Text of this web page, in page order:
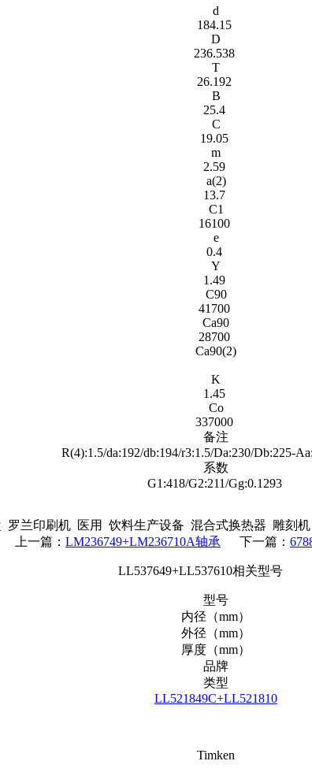
184.15
D
236.538
T
26.192
B
25.4
C
19.05
m
2.59
a(2)
13.7
C1
16100
e
0.4
Y
1.49
C90
41700
Ca90
28700
Ca90(2)
1.45
Co
337000
备注
R(4):1.5/da:192/db:194/r3:1.5/Da:230/Db:225-
系数
G1:418/G2:211/Gg:0.1293
上一篇：LM236749+LM236710A轴承下一篇：
内径（mm）
外径（mm）
厚度（mm）
品牌
类型
LL521849C+LL521810